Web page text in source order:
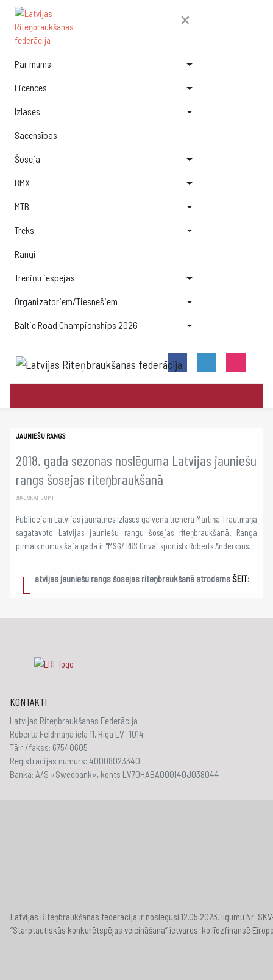
×
Par mums
Licences
Izlases
Sacensības
Šoseja
BMX
MTB
Treks
Rangi
Treniņu iespējas
Organizatoriem/Tiesnešiem
Baltic Road Championships 2026
JAUNIEŠU RANGS
2018. gada sezonas noslēguma Latvijas jauniešu
rangs šosejas riteņbraukšanā
3040 SKATĪJUMI
Publicējam Latvijas jaunatnes izlases galvenā trenera Mārtiņa Trautmaņa
sagatavoto Latvijas jauniešu rangu šosejas riteņbraukšanā. Ranga
pirmais numus šajā gadā ir "MSĢ/ RRS Grīva" sportists Roberts Andersons.
L atvijas jauniešu rangs šosejas riteņbraukšanā atrodamsŠEIT:
KONTAKTI
Latvijas Riteņbraukšanas Federācija
Roberta Feldmaņa iela 11, Rīga LV -1014
Tālr./fakss: 67540605
Reģistrācijas numurs: 40008023340
Banka: A/S «Swedbank», konts LV70HABA000140J038044
Latvijas Riteņbraukšanas federācija ir noslēgusi 12.05.2023. līgumu Nr.
“Starptautiskās konkurētspējas veicināšana” ietvaros, ko līdzfinansē